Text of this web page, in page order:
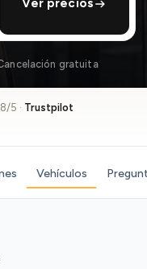
... Ver precios
gratuita
5 · Trustpilot
Vehículos